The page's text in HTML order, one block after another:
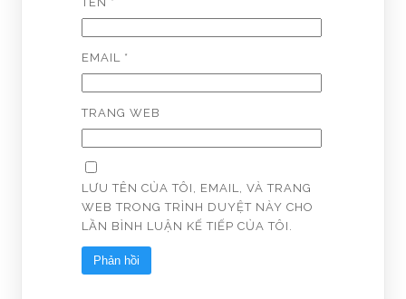
EMAIL *
TRANG WEB
LƯU TÊN CỦA TÔI, EMAIL, VÀ TRANG
WEB TRONG TRÌNH DUYỆT NÀY CHO
LẦN BÌNH LUẬN KẾ TIẾP CỦA TÔI.